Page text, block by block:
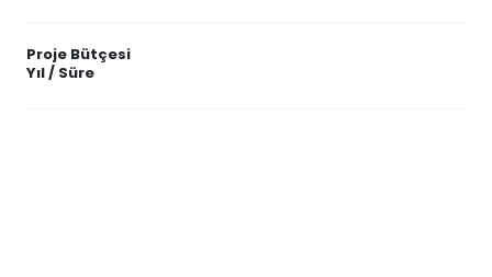
Proje Bütçesi
Yıl / Süre